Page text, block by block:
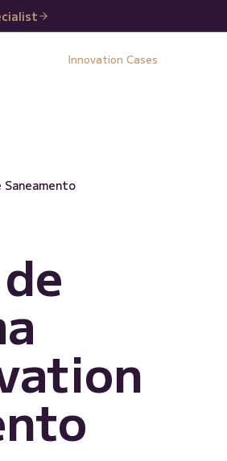
Innovation Cases